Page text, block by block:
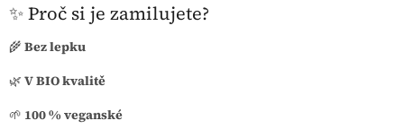
✨ Proč si je zamilujete?
🌾 Bez lepku
🌿 V BIO kvalitě
🌱 100 % veganské